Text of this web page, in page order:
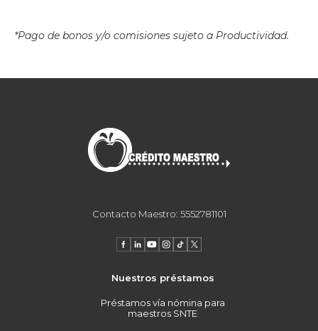
*Pago de bonos y/o comisiones sujeto a Productividad.
Contacto Maestro: 5552781101
Nuestros préstamos
Préstamos vía nómina para
maestros SNTE